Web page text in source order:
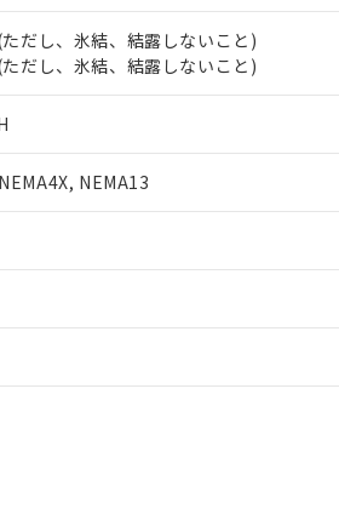
だし、氷結、結露しないこと)
だし、氷結、結露しないこと)
NEMA13